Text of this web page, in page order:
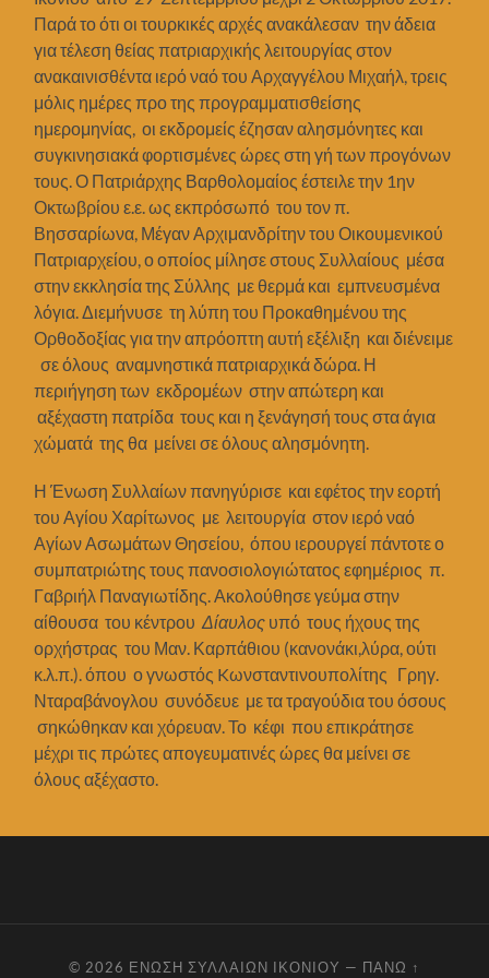
Παρά το ότι οι τουρκικές αρχές ανακάλεσαν την άδεια
για τέλεση θείας πατριαρχικής λειτουργίας στον
ανακαινισθέντα ιερό ναό του Αρχαγγέλου Μιχαήλ, τρεις
μόλις ημέρες προ της προγραμματισθείσης
ημερομηνίας, οι εκδρομείς έζησαν αλησμόνητες και
συγκινησιακά φορτισμένες ώρες στη γή των προγόνων
τους. Ο Πατριάρχης Βαρθολομαίος έστειλε την 1ην
Οκτωβρίου ε.ε. ως εκπρόσωπό του τον π.
Βησσαρίωνα, Μέγαν Αρχιμανδρίτην του Οικουμενικού
Πατριαρχείου, ο οποίος μίλησε στους Συλλαίους μέσα
στην εκκλησία της Σύλλης με θερμά και εμπνευσμένα
λόγια. Διεμήνυσε τη λύπη του Προκαθημένου της
Ορθοδοξίας για την απρόοπτη αυτή εξέλιξη και διένειμε
σε όλους αναμνηστικά πατριαρχικά δώρα. Η
περιήγηση των εκδρομέων στην απώτερη και
αξέχαστη πατρίδα τους και η ξενάγησή τους στα άγια
χώματά της θα μείνει σε όλους αλησμόνητη.
Η Ένωση Συλλαίων πανηγύρισε και εφέτος την εορτή
του Αγίου Χαρίτωνος με λειτουργία στον ιερό ναό
Αγίων Ασωμάτων Θησείου, όπου ιερουργεί πάντοτε ο
συμπατριώτης τους πανοσιολογιώτατος εφημέριος π.
Γαβριήλ Παναγιωτίδης. Ακολούθησε γεύμα στην
αίθουσα του κέντρουΔίαυλος υπό τους ήχους της
ορχήστρας του Μαν. Καρπάθιου (κανονάκι,λύρα, ούτι
κ.λ.π.). όπου ο γνωστός Kωνσταντινουπολίτης Γρηγ.
Νταραβάνογλου συνόδευε με τα τραγούδια του όσους
σηκώθηκαν και χόρευαν. Το κέφι που επικράτησε
μέχρι τις πρώτες απογευματινές ώρες θα μείνει σε
όλους αξέχαστο.
© 2026 ΈΝΩΣΗ ΣΥΛΛΑΊΩΝ ΙΚΟΝΊΟΥ — ΠΆΝΩ ↑